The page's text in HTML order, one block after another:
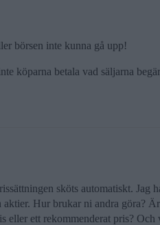
börsen inte kunna gå upp!
köparna betala vad säljarna
sköts automatiskt. Jag
Hur brukar ni andra göra?
eller ett rekommenderat pris?